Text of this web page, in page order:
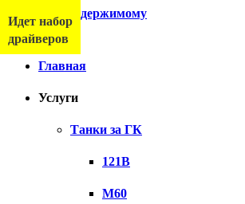
Перейти к содержимому
Меню
Главная
Услуги
Танки за ГК
121B
M60
Идет набор
драйверов